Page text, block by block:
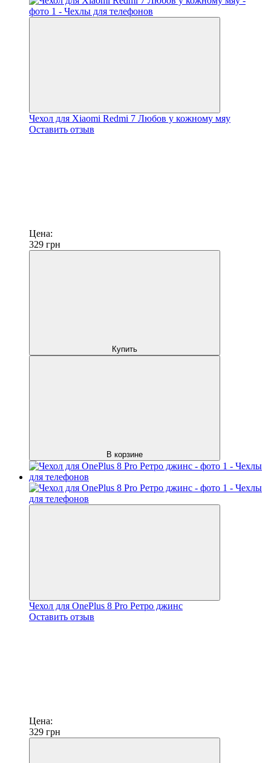
Чехол для Xiaomi Redmi 7 Любов у кожному мяу
Оставить отзыв
Цена:
329 грн
Купить
В корзине
Чехол для OnePlus 8 Pro Ретро джинс
Оставить отзыв
Цена:
329 грн